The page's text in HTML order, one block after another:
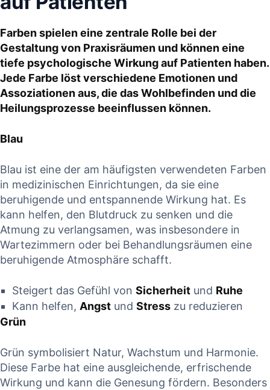
Farben spielen eine zentrale Rolle bei der
Gestaltung von Praxisräumen und können eine
tiefe psychologische Wirkung auf Patienten haben.
Jede Farbe löst verschiedene Emotionen und
Assoziationen aus, die das Wohlbefinden und die
Heilungsprozesse beeinflussen können.
Blau
Blau ist eine der am häufigsten verwendeten Farben
in medizinischen Einrichtungen, da sie eine
beruhigende und entspannende Wirkung hat. Es
kann helfen, den Blutdruck zu senken und die
Atmung zu verlangsamen, was insbesondere in
Wartezimmern oder bei Behandlungsräumen eine
beruhigende Atmosphäre schafft.
Steigert das Gefühl von Sicherheit und Ruhe
Kann helfen, Angst und Stress zu reduzieren
Grün
Grün symbolisiert Natur, Wachstum und Harmonie.
Diese Farbe hat eine ausgleichende, erfrischende
Wirkung und kann die Genesung fördern. Besonders